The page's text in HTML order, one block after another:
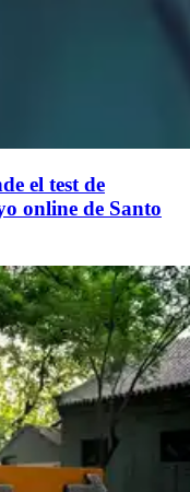
el test de
online de Santo